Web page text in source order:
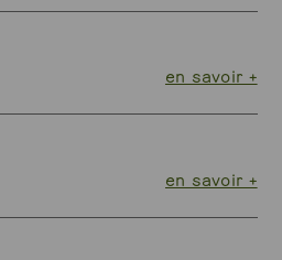
en savoir +
en savoir +